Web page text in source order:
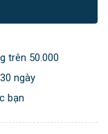
trên 50.000
ngày
bạn